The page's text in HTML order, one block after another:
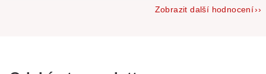
Zobrazit další hodnocení